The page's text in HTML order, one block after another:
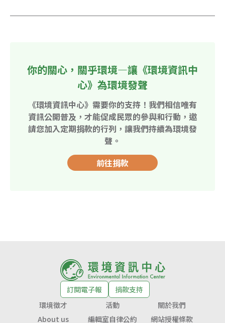
你的關心，關乎環境—讓《環境資訊中
心》為環境發聲
《環境資訊中心》需要你的支持！我們相信唯有
資訊公開普及，才能促成民眾的參與和行動，邀
請您加入定期捐款的行列，讓我們持續為環境發
聲。
前往捐款
訂閱電子報
捐款支持
環境徵才
活動
關於我們
About us
編輯室自律公約 網站授權條款